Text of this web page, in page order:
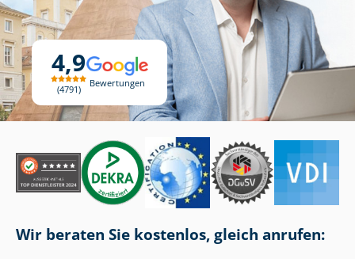
4,9
4791
Bewertungen
Wir beraten Sie kostenlos, gleich anrufen: